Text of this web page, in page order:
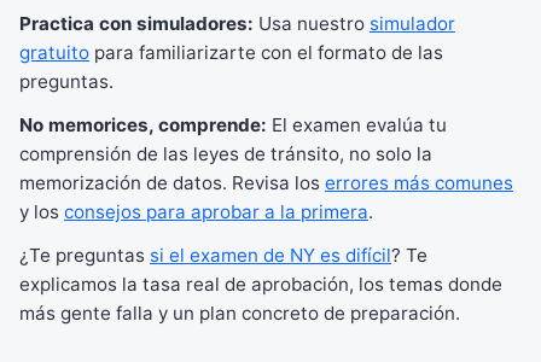
Practica con simuladores: Usa nuestro simulador
gratuito para familiarizarte con el formato de las
preguntas.
No memorices, comprende: El examen evalúa tu
comprensión de las leyes de tránsito, no solo la
memorización de datos. Revisa los errores más comunes
y los consejos para aprobar a la primera.
¿Te preguntas si el examen de NY es difícil? Te
explicamos la tasa real de aprobación, los temas donde
más gente falla y un plan concreto de preparación.